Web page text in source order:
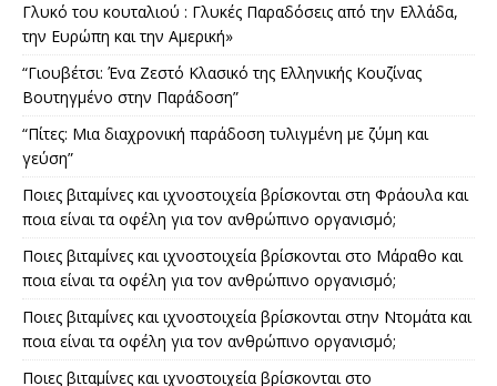
Γλυκό του κουταλιού : Γλυκές Παραδόσεις από την Ελλάδα,
την Ευρώπη και την Αμερική»
“Γιουβέτσι: Ένα Ζεστό Κλασικό της Ελληνικής Κουζίνας
Βουτηγμένο στην Παράδοση”
“Πίτες: Μια διαχρονική παράδοση τυλιγμένη με ζύμη και
γεύση”
Ποιες βιταμίνες και ιχνοστοιχεία βρίσκονται στη Φράουλα και
ποια είναι τα οφέλη για τον ανθρώπινο οργανισμό;
Ποιες βιταμίνες και ιχνοστοιχεία βρίσκονται στο Μάραθο και
ποια είναι τα οφέλη για τον ανθρώπινο οργανισμό;
Ποιες βιταμίνες και ιχνοστοιχεία βρίσκονται στην Ντομάτα και
ποια είναι τα οφέλη για τον ανθρώπινο οργανισμό;
Ποιες βιταμίνες και ιχνοστοιχεία βρίσκονται στο